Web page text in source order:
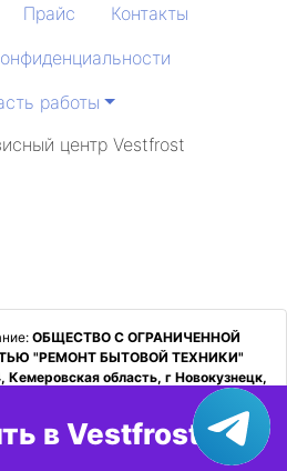
Прайс
Контакты
работы
центр Vestfrost
ОБЩЕСТВО С ОГРАНИЧЕННОЙ
"РЕМОНТ БЫТОВОЙ ТЕХНИКИ"
Кемеровская область, г Новокузнецк,
пр-кт Шахтеров, д. 31, кв. 2
ОГРН:1224200006128
в Vestfrost